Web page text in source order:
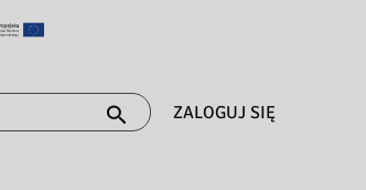
ZALOGUJ SIĘ